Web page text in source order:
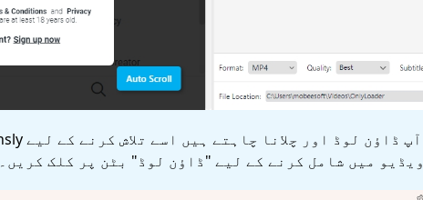
ویڈیو میں شامل کرنے کے لیے "ڈاؤن لوڈ" بٹن پر کلک کریں۔ OnlyLoader فہرست ڈاؤن لوڈ کریں۔